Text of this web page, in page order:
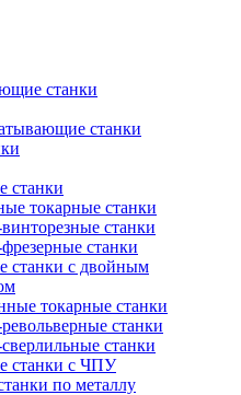
станки
станки
станки
токарные станки
станки
станки
станки с двойным
токарные станки
станки
станки
станки с ЧПУ
по металлу